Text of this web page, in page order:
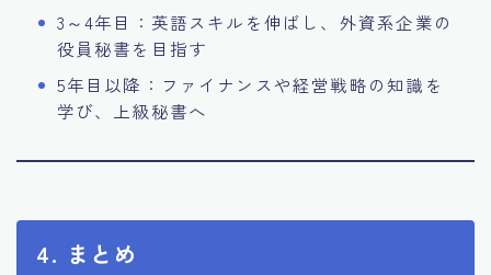
3～4年目：英語スキルを伸ばし、外資系企業の
役員秘書を目指す
5年目以降：ファイナンスや経営戦略の知識を
学び、上級秘書へ
4. まとめ